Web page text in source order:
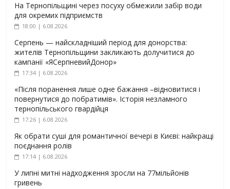
На Тернопільщині через посуху обмежили забір води
для окремих підприємств
18:00 | 6.08.2026
Серпень — найскладніший період для донорства:
жителів Тернопільщини закликають долучитися до
кампанії «ЯСерпневийДонор»
17:34 | 6.08.2026
«Після поранення лише одне бажання –відновитися і
повернутися до побратимів». Історія незламного
тернопільського гвардійця
17:26 | 6.08.2026
Як обрати суші для романтичної вечері в Києві: найкращі
поєднання ролів
17:14 | 6.08.2026
У липні митні надходження зросли на 77мільйонів
гривень